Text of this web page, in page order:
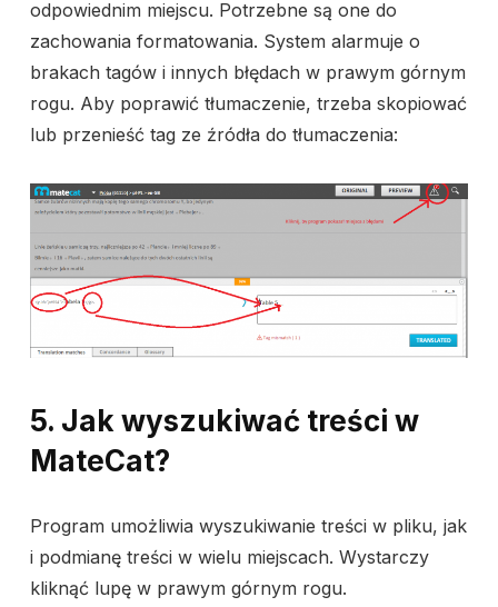
odpowiednim miejscu. Potrzebne są one do
zachowania formatowania. System alarmuje o
brakach tagów i innych błędach w prawym górnym
rogu. Aby poprawić tłumaczenie, trzeba skopiować
lub przenieść tag ze źródła do tłumaczenia:
5. Jak wyszukiwać treści w
MateCat?
Program umożliwia wyszukiwanie treści w pliku, jak
i podmianę treści w wielu miejscach. Wystarczy
kliknąć lupę w prawym górnym rogu.